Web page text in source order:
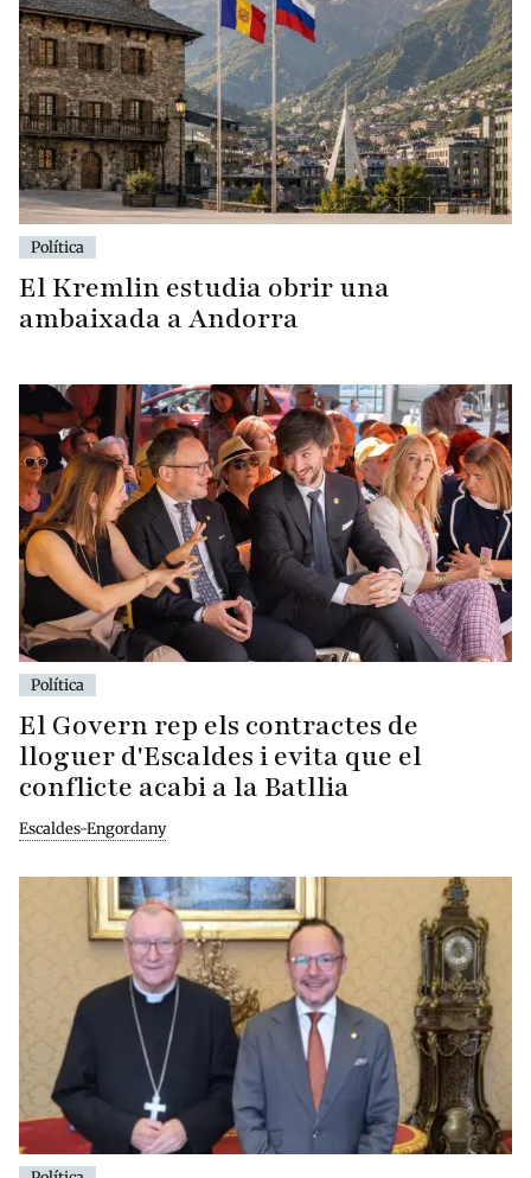
Política
El Kremlin estudia obrir una
ambaixada a Andorra
Política
El Govern rep els contractes de
lloguer d'Escaldes i evita que el
conflicte acabi a la Batllia
Escaldes-Engordany